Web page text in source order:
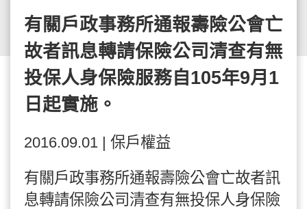
有關戶政事務所通報壽險公會亡
故者訊息轉請保險公司清查有無
投保人身保險服務自105年9月1
日起實施。
2016.09.01 | 保戶權益
有關戶政事務所通報壽險公會亡故者訊
息轉請保險公司清查有無投保人身保險